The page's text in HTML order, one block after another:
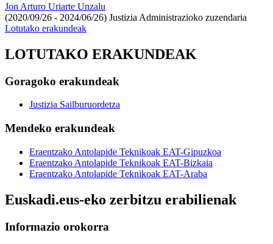
Jon Arturo Uriarte Unzalu
(2020/09/26 - 2024/06/26) Justizia Administrazioko zuzendaria
Lotutako erakundeak
LOTUTAKO ERAKUNDEAK
Goragoko erakundeak
Justizia Sailburuordetza
Mendeko erakundeak
Eraentzako Antolapide Teknikoak EAT-Gipuzkoa
Eraentzako Antolapide Teknikoak EAT-Bizkaia
Eraentzako Antolapide Teknikoak EAT-Araba
Euskadi.eus-eko zerbitzu erabilienak
Informazio orokorra